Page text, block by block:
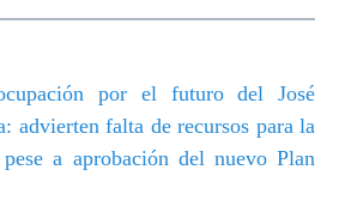
por el futuro del José
advierten falta de recursos para la
a aprobación del nuevo Plan